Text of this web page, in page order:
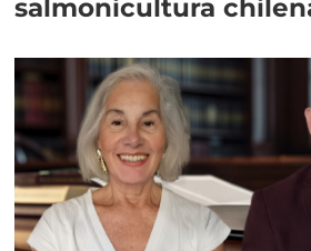
salmonicultura